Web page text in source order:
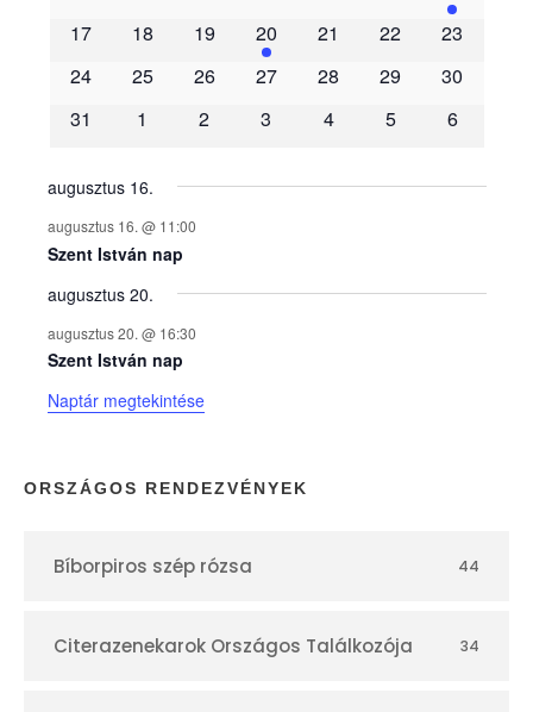
m
é
n
y
e
k
n
a
p
r
17
18 19 20 21 22
23
24
25 26 27 28 29
30
31
1 2 3 4 5 6
augusztus 16.
augusztus 16. @ 11:00
Szent István nap
augusztus 20.
augusztus 20. @ 16:30
Szent István nap
Naptár megtekintése
ORSZÁGOS RENDEZVÉNYEK
Bíborpiros szép rózsa 44
Citerazenekarok Országos Találkozója 34